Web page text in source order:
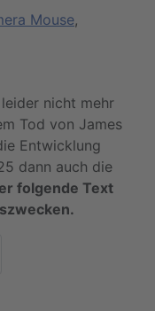
Mouse,
nicht mehr
Tod von James
Entwicklung
dann auch die
folgende Text